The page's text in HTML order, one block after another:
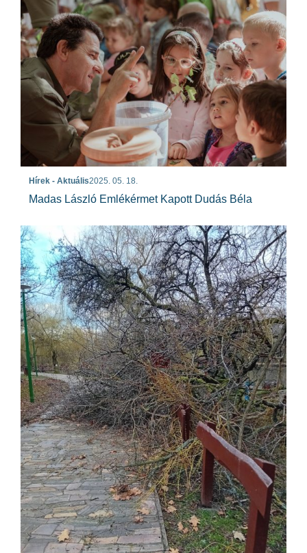
Hírek - Aktuális2025. 05. 18.
Madas László Emlékérmet Kapott Dudás Béla